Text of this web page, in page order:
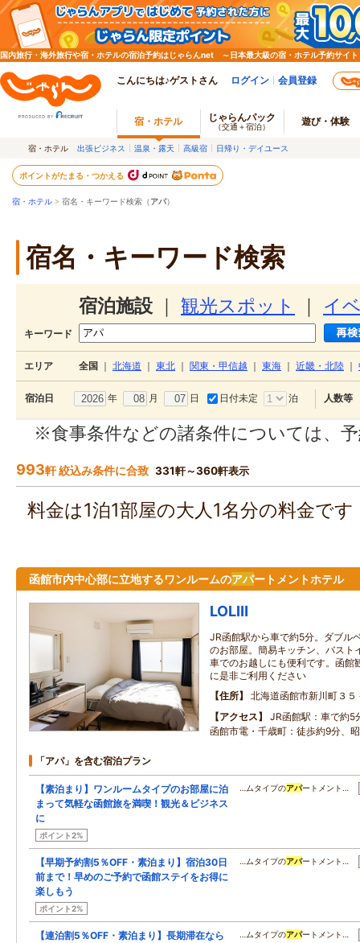
国内旅行・海外旅行や宿・ホテルの宿泊予約はじゃらんnet ～日本最大級の宿・ホテル予約サイト
こんにちは♪ゲストさん ログイン 会員登録
宿・ホテル じゃらんパック
（交通＋宿泊） 遊び・体験
宿・ホテル 出張ビジネス 温泉・露天 高級宿 日帰り・デイユース
ポイントがたまる・つかえる
宿・ホテル > 宿名・キーワード検索（アパ）
宿名・キーワード検索
宿泊施設 観光スポット イ
キーワード
エリア 全国 北海道 東北 関東・甲信越 東海 近畿・北陸
宿泊日 年 月 日 日付未定 泊 人数等
※食事条件などの諸条件については、
993軒 絞込み条件に合致 331軒～360軒表示
料金は1泊1部屋の大人1名分の料金で
函館市内中心部に立地するワンルームのアパートメントホテル
LOLⅢ
JR函館駅から車で約5分。ダブル
のお部屋。簡易キッチン、バスト
車でのお越しにも便利です。函館
に是非ご利用ください
住所
北海道函館市新川町３５
アクセス
JR函館駅：車で約5
函館市電・千歳町：徒歩約9分、
「アパ」を含む宿泊プラン
【素泊まり】ワンルームタイプのお部屋に泊
まって気軽な函館旅を満喫！観光＆ビジネス
に
ポイント2%
…ムタイプのアパートメント…
【早期予約割5％OFF・素泊まり】宿泊30日
前まで！早めのご予約で函館ステイをお得に
楽しもう
ポイント2%
…ムタイプのアパートメント…
【連泊割5％OFF・素泊まり】長期滞在なら
…ムタイプのアパートメント…